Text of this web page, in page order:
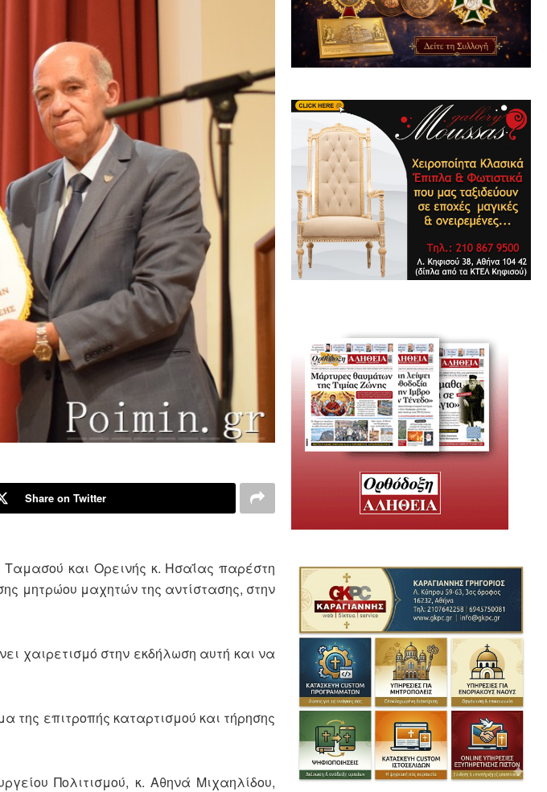
Share on Twitter
και Ορεινής κ. Ησαΐας παρέστη
μητρώου μαχητών της αντίστασης, στην
χαιρετισμό στην εκδήλωση αυτή και να
της επιτροπής καταρτισμού και τήρησης
Πολιτισμού, κ. Αθηνά Μιχαηλίδου,